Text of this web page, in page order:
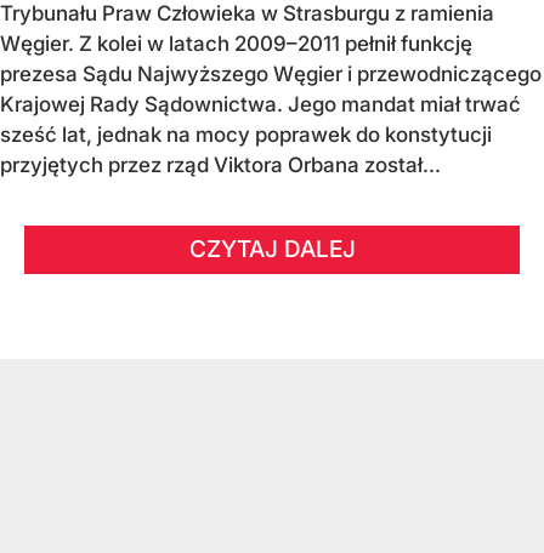
Trybunału Praw Człowieka w Strasburgu z ramienia
Węgier. Z kolei w latach 2009–2011 pełnił funkcję
prezesa Sądu Najwyższego Węgier i przewodniczącego
Krajowej Rady Sądownictwa. Jego mandat miał trwać
sześć lat, jednak na mocy poprawek do konstytucji
przyjętych przez rząd Viktora Orbana został...
CZYTAJ DALEJ